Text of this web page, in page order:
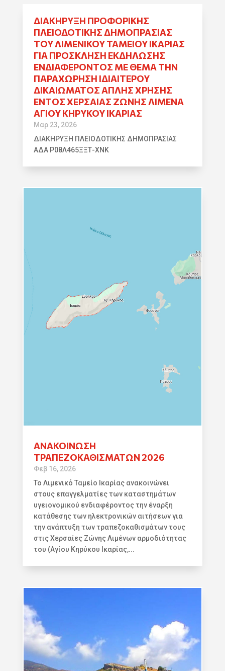
ΔΙΑΚΗΡΥΞΗ ΠΡΟΦΟΡΙΚΗΣ
ΠΛΕΙΟΔΟΤΙΚΗΣ ΔΗΜΟΠΡΑΣΙΑΣ
ΤΟΥ ΛΙΜΕΝΙΚΟΥ ΤΑΜΕΙΟΥ ΙΚΑΡΙΑΣ
ΓΙΑ ΠΡΟΣΚΛΗΣΗ ΕΚΔΗΛΩΣΗΣ
ΕΝΔΙΑΦΕΡΟΝΤΟΣ ΜΕ ΘΕΜΑ ΤΗΝ
ΠΑΡΑΧΩΡΗΣΗ ΙΔΙΑΙΤΕΡΟΥ
ΔΙΚΑΙΩΜΑΤΟΣ ΑΠΛΗΣ ΧΡΗΣΗΣ
ΕΝΤΟΣ ΧΕΡΣΑΙΑΣ ΖΩΝΗΣ ΛΙΜΕΝΑ
ΑΓΙΟΥ ΚΗΡΥΚΟΥ ΙΚΑΡΙΑΣ
Μαρ 23, 2026
ΔΙΑΚΗΡΥΞΗ ΠΛΕΙΟΔΟΤΙΚΗΣ ΔΗΜΟΠΡΑΣΙΑΣ
ΑΔΑ Ρ08Λ465ΞΞΤ-ΧΝΚ
ΑΝΑΚΟΙΝΩΣΗ
ΤΡΑΠΕΖΟΚΑΘΙΣΜΑΤΩΝ 2026
Φεβ 16, 2026
Το Λιμενικό Ταμείο Ικαρίας ανακοινώνει
στους επαγγελματίες των καταστημάτων
υγειονομικού ενδιαφέροντος την έναρξη
κατάθεσης των ηλεκτρονικών αιτήσεων για
την ανάπτυξη των τραπεζοκαθισμάτων τους
στις Χερσαίες Ζώνης Λιμένων αρμοδιότητας
του (Αγίου Κηρύκου Ικαρίας,...